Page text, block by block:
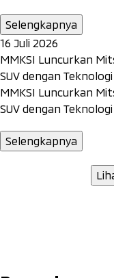
Selengkapnya
16 Juli 2026
MMKSI Luncurkan
SUV dengan
MMKSI Luncurkan
SUV dengan
Selengkapnya